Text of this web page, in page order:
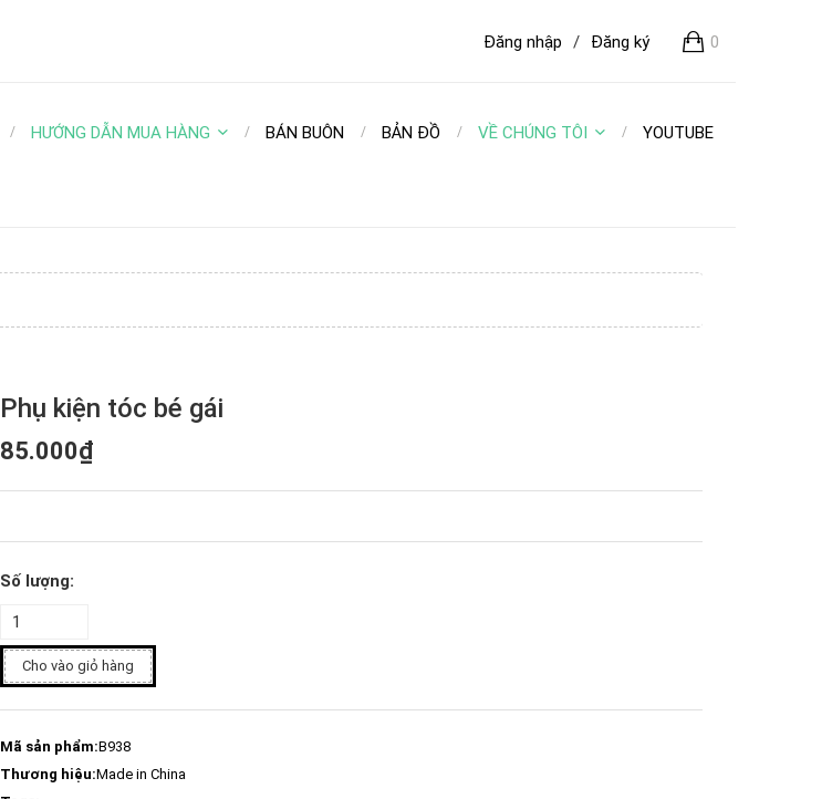
0
Đăng ký
/
Đăng nhập
HƯỚNG DẪN MUA HÀNG BÁN BUÔN BẢN ĐỒ VỀ CHÚNG TÔI YOUTUBE
Phụ kiện tóc bé gái
85.000₫
Số lượng:
Cho vào giỏ hàng
Mã sản phẩm:B938
Thương hiệu:Made in China